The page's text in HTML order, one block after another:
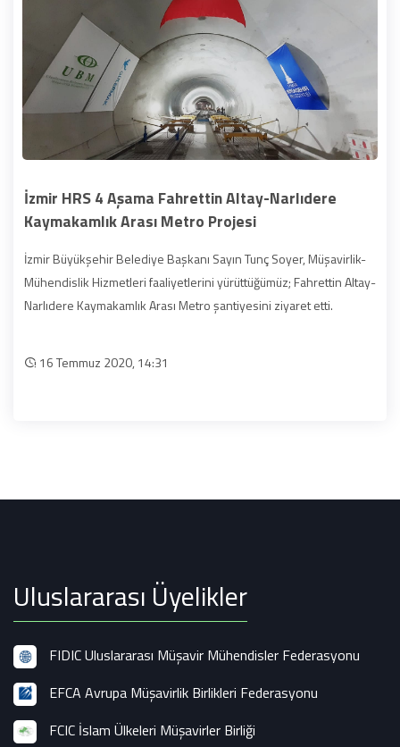
İzmir HRS 4 Aşama Fahrettin Altay-Narlıdere
Kaymakamlık Arası Metro Projesi
İzmir Büyükşehir Belediye Başkanı Sayın Tunç Soyer, Müşavirlik-
Mühendislik Hizmetleri faaliyetlerini yürüttüğümüz; Fahrettin Altay-
Narlıdere Kaymakamlık Arası Metro şantiyesini ziyaret etti.
16 Temmuz 2020, 14:31
Uluslararası Üyelikler
FIDIC Uluslararası Müşavir Mühendisler Federasyonu
EFCA Avrupa Müşavirlik Birlikleri Federasyonu
FCIC İslam Ülkeleri Müşavirler Birliği